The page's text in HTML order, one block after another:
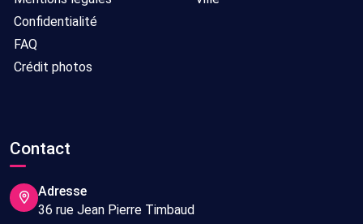
Confidentialité
FAQ
Crédit photos
Contact
Adresse
36 rue Jean Pierre Timbaud